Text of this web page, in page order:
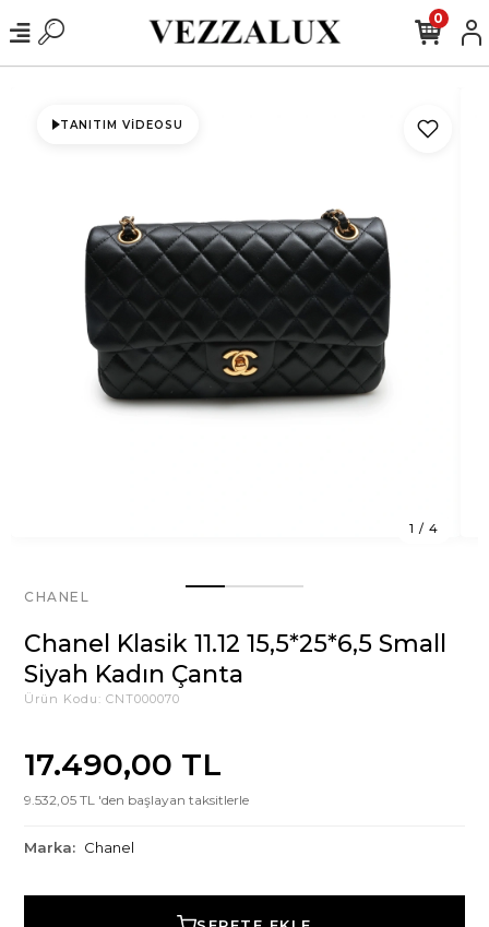
0
TANITIM VIDEOSU
1 / 4
CHANEL
Chanel Klasik 11.12 15,5*25*6,5 Small
Siyah Kadın Çanta
Ürün Kodu: CNT000070
17.490,00 TL
9.532,05 TL 'den başlayan taksitlerle
Marka: Chanel